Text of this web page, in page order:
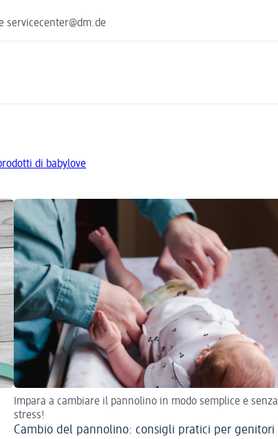
servicecenter@dm.de
di babylove
Impara a cambiare il pannolino in modo semplice e senza
stress!
Cambio del pannolino: consigli pratici per genitori